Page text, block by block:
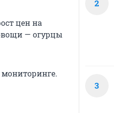
цен на
— огурцы
2
3